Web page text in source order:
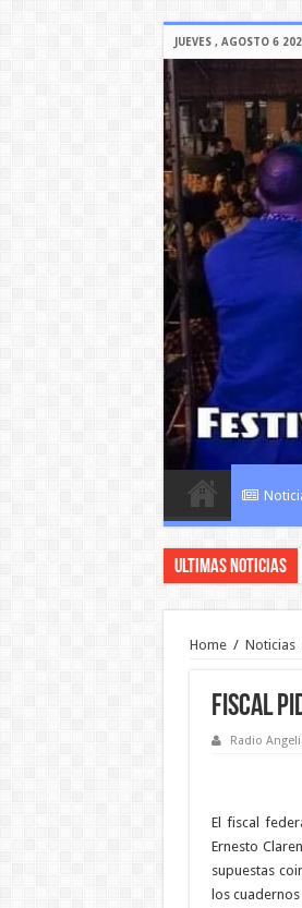
JUEVES , AGOSTO 6
Ultimas Noticias
Home / Noticias
Fiscal
Radio
El fiscal
Ernesto
supuestas
los